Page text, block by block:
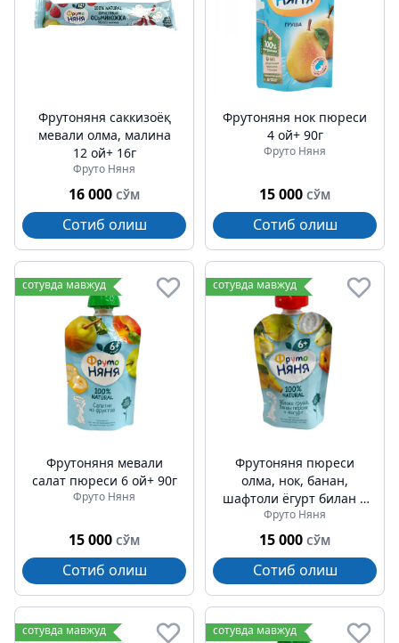
Фрутоняня саккизоёқ
мевали олма, малина
12 ой+ 16г
Фруто Няня
16 000 СЎМ
Сотиб олиш
Фрутоняня нок пюреси
4 ой+ 90г
Фруто Няня
15 000 СЎМ
Сотиб олиш
сотувда мавжуд
Фрутоняня мевали
салат пюреси 6 ой+ 90г
Фруто Няня
15 000 СЎМ
Сотиб олиш
сотувда мавжуд
Фрутоняня пюреси
олма, нок, банан,
шафтоли ёгурт билан 6
ой+ 90г
Фруто Няня
15 000 СЎМ
Сотиб олиш
сотувда мавжуд сотувда мавжуд